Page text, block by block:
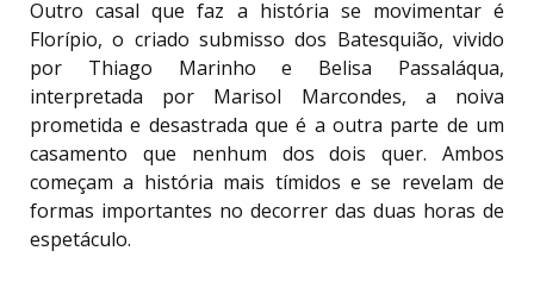
Outro casal que faz a história se movimentar é
Florípio, o criado submisso dos Batesquião, vivido
por Thiago Marinho e Belisa Passaláqua,
interpretada por Marisol Marcondes, a noiva
prometida e desastrada que é a outra parte de um
casamento que nenhum dos dois quer. Ambos
começam a história mais tímidos e se revelam de
formas importantes no decorrer das duas horas de
espetáculo.